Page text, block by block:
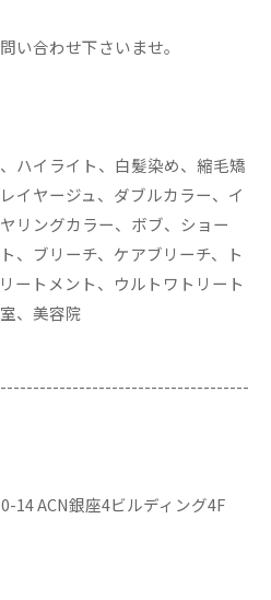
い合わせ下さいませ。
ハイライト、白髪染め、縮毛矯
イヤージュ、ダブルカラー、イ
リングカラー、ボブ、ショー
、ブリーチ、ケアブリーチ、ト
ートメント、ウルトワトリート
、美容院
14 ACN銀座4ビルディング4F